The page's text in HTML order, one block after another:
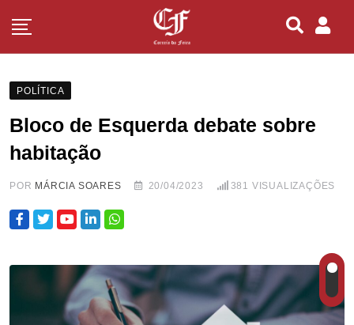
POLÍTICA
Bloco de Esquerda debate sobre
habitação
POR MÁRCIA SOARES 20/04/2023 381 VISUALIZAÇÕES